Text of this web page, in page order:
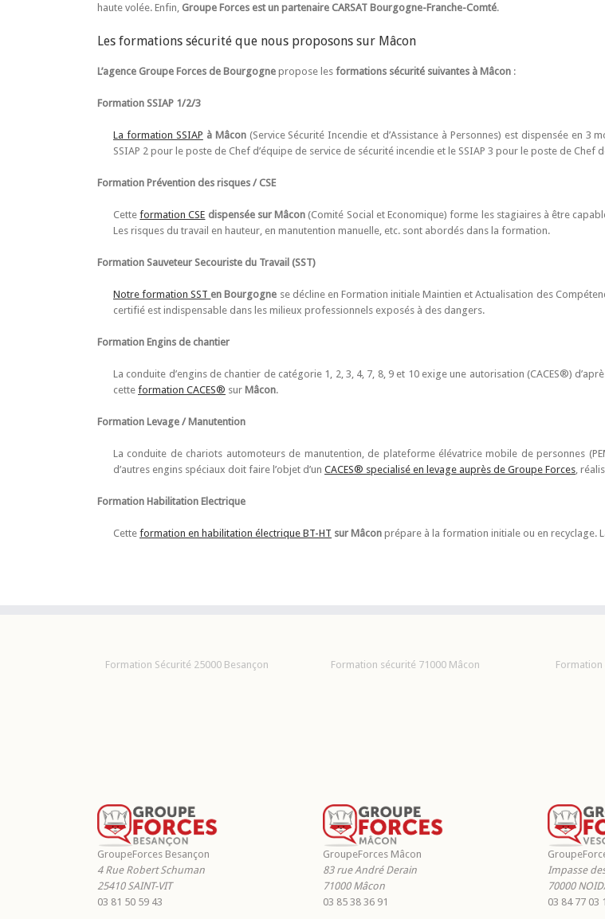
haute volée. Enfin, Groupe Forces est un partenaire CARSAT Bourgogne-Franche-Comté.
Les formations sécurité que nous proposons sur Mâcon
L’agence Groupe Forces de Bourgogne propose les formations sécurité suivantes à Mâcon :
Formation SSIAP 1/2/3
La formation SSIAP à Mâcon(Service Sécurité Incendie et d’Assistance à Personnes) est dispensée en 3
SSIAP 2 pour le poste de Chef d’équipe de service de sécurité incendie et le SSIAP 3 pour le poste de Chef
Formation Prévention des risques / CSE
Cetteformation CSE dispensée sur Mâcon (Comité Social et Economique) forme les stagiaires à être
Les risques du travail en hauteur, en manutention manuelle, etc. sont abordés dans la formation.
Formation Sauveteur Secouriste du Travail (SST)
Notre formation SST en Bourgogne se décline en Formation initiale Maintien et Actualisation des
certifié est indispensable dans les milieux professionnels exposés à des dangers.
Formation Engins de chantier
La conduite d’engins de chantier de catégorie 1, 2, 3, 4, 7, 8, 9 et 10 exige une autorisation (CACES®)
cette formation CACES® sur Mâcon.
Formation Levage / Manutention
La conduite de chariots automoteurs de manutention, de plateforme élévatrice mobile de personnes
d’autres engins spéciaux doit faire l’objet d’un CACES® specialisé en levage auprès de Groupe Forces ,
Formation Habilitation Electrique
Cette formation en habilitation électrique BT-HT sur Mâcon prépare à la formation initiale ou en recyclage.
Formation Sécurité 25000 Besançon
GroupeForces Besançon
4 Rue Robert Schuman
25410 SAINT-VIT
03 81 50 59 43
Formation sécurité 71000 Mâcon
GroupeForces Mâcon
83 rue André Derain
71000 Mâcon
03 85 38 36 91
Formation
Impasse
70000
03 84 77 03